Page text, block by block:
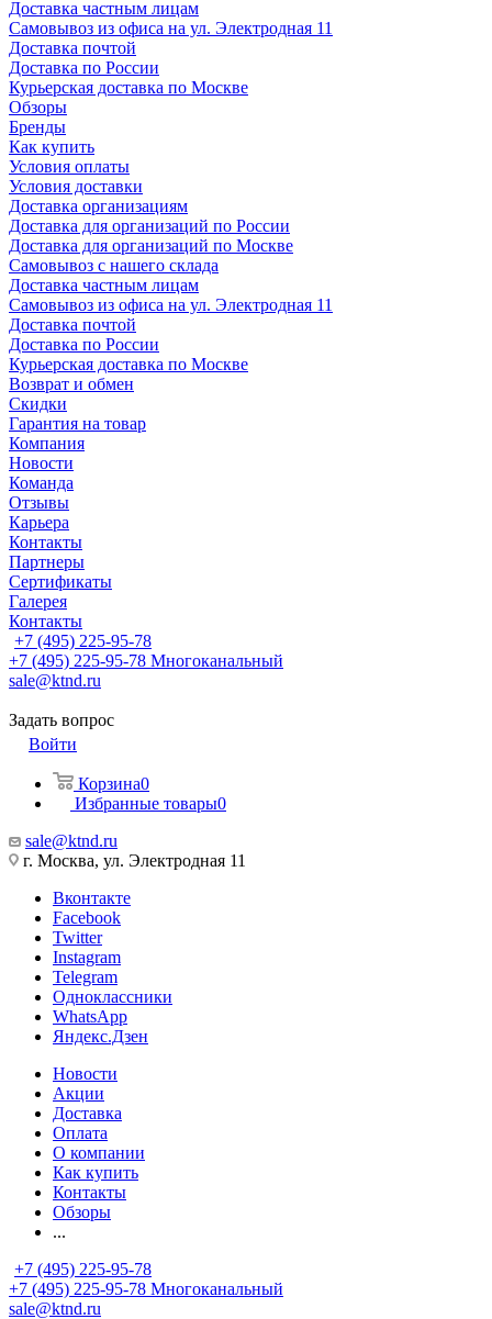
Доставка частным лицам
Самовывоз из офиса на ул. Электродная 11
Доставка почтой
Доставка по России
Курьерская доставка по Москве
Обзоры
Бренды
Как купить
Условия оплаты
Условия доставки
Доставка организациям
Доставка для организаций по России
Доставка для организаций по Москве
Самовывоз с нашего склада
Доставка частным лицам
Самовывоз из офиса на ул. Электродная 11
Доставка почтой
Доставка по России
Курьерская доставка по Москве
Возврат и обмен
Скидки
Гарантия на товар
Компания
Новости
Команда
Отзывы
Карьера
Контакты
Партнеры
Сертификаты
Галерея
Контакты
+7 (495) 225-95-78
+7 (495) 225-95-78 Многоканальный
sale@ktnd.ru
Задать вопрос
Войти
Корзина0
Избранные товары0
sale@ktnd.ru
г. Москва, ул. Электродная 11
Вконтакте
Facebook
Twitter
Instagram
Telegram
Одноклассники
WhatsApp
Яндекс.Дзен
Новости
Акции
Доставка
Оплата
О компании
Как купить
Контакты
Обзоры
...
+7 (495) 225-95-78
+7 (495) 225-95-78 Многоканальный
sale@ktnd.ru